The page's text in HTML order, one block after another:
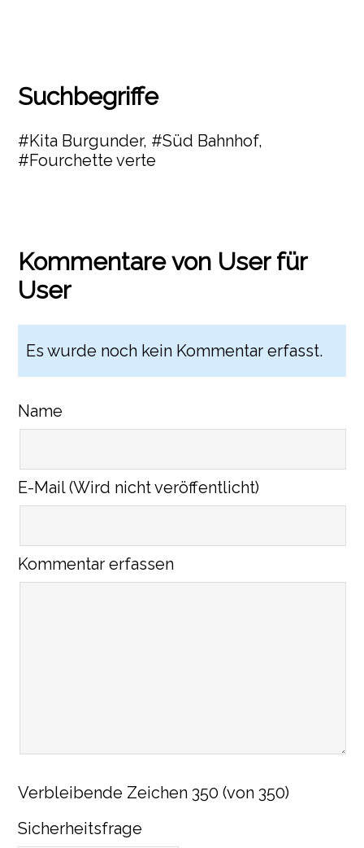
Suchbegriffe
#Kita Burgunder, #Süd Bahnhof,
#Fourchette verte
Kommentare von User für
User
Es wurde noch kein Kommentar erfasst.
Name
E-Mail (Wird nicht veröffentlicht)
Kommentar erfassen
Verbleibende Zeichen 350 (von 350)
Sicherheitsfrage